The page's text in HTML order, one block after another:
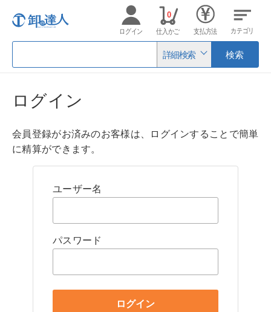
詳細検索 検索
ログイン 仕入かご
0
支払方法 カテゴリ
ログイン
会員登録がお済みのお客様は、ログインすることで簡単
に精算ができます。
ユーザー名
パスワード